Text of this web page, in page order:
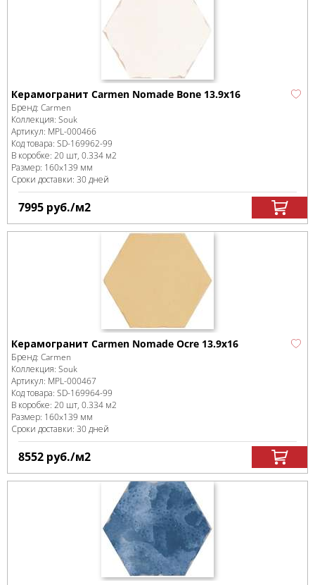
Керамогранит Carmen Nomade Bone 13.9х16
Бренд: Carmen
Коллекция: Souk
Артикул: MPL-000466
Код товара: SD-169962-99
В коробке: 20 шт, 0.334 м2
Размер: 160x139 мм
Сроки доставки: 30 дней
7995 руб./м2
Керамогранит Carmen Nomade Ocre 13.9х16
Бренд: Carmen
Коллекция: Souk
Артикул: MPL-000467
Код товара: SD-169964-99
В коробке: 20 шт, 0.334 м2
Размер: 160x139 мм
Сроки доставки: 30 дней
8552 руб./м2